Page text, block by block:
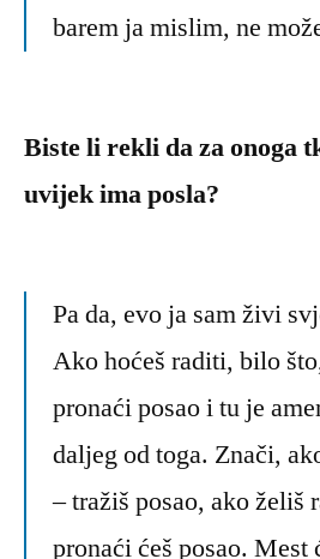
barem ja mislim, ne
Biste li rekli da za onoga
uvijek ima posla?
Pa da, evo ja sam živi
Ako hoćeš raditi, bilo
pronaći posao i tu je
daljeg od toga. Znači,
– tražiš posao, ako želiš
pronaći ćeš posao. Mest